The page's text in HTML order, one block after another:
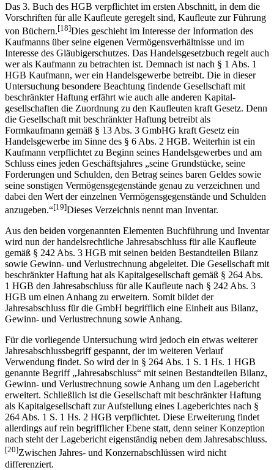
Das 3. Buch des HGB verpflichtet im ersten Abschnitt, in dem die
Vorschriften für alle Kaufleute geregelt sind, Kaufleute zur Führung
von Büchern.[18]Dies geschieht im Interesse der Information des
Kaufmanns über seine eigenen Vermögensverhältnisse und im
Interesse des Gläubigerschutzes. Das Handelsgesetzbuch regelt auch
wer als Kaufmann zu betrachten ist. Demnach ist nach § 1 Abs. 1
HGB Kaufmann, wer ein Handelsgewerbe betreibt. Die in dieser
Untersuchung besondere Beachtung findende Gesellschaft mit
beschränkter Haftung erfährt wie auch alle anderen Kapital­
gesellschaften die Zuordnung zu den Kaufleuten kraft Gesetz. Denn
die Gesellschaft mit beschränkter Haftung betreibt als
Formkaufmann gemäß § 13 Abs. 3 GmbHG kraft Gesetz ein
Handelsgewerbe im Sinne des § 6 Abs. 2 HGB. Weiterhin ist ein
Kaufmann verpflichtet zu Beginn seines Handelsgewerbes und am
Schluss eines jeden Geschäfts­jahres „seine Grundstücke, seine
Forderungen und Schulden, den Betrag seines baren Geldes sowie
seine sonstigen Vermögensgegenstände genau zu verzeichnen und
dabei den Wert der einzelnen Vermögensgegenstände und Schulden
anzugeben.“[19]Dieses Verzeichnis nennt man Inventar.
Aus den beiden vorgenannten Elementen Buchführung und Inventar
wird nun der handelsrechtliche Jahresabschluss für alle Kaufleute
gemäß § 242 Abs. 3 HGB mit seinen beiden Bestandteilen Bilanz
sowie Gewinn- und Verlustrechnung abgeleitet. Die Gesellschaft mit
beschränkter Haftung hat als Kapitalgesellschaft gemäß § 264 Abs.
1 HGB den Jahresabschluss für alle Kaufleute nach § 242 Abs. 3
HGB um einen Anhang zu erweitern. Somit bildet der
Jahresabschluss für die GmbH begrifflich eine Einheit aus Bilanz,
Gewinn- und Verlustrechnung sowie Anhang.
Für die vorliegende Untersuchung wird jedoch ein etwas weiterer
Jahres­abschlussbegriff gespannt, der im weiteren Verlauf
Verwendung findet. So wird der in § 264 Abs. 1 S. 1 Hs. 1 HGB
genannte Begriff „Jahresabschluss“ mit seinen Bestandteilen Bilanz,
Gewinn- und Verlustrechnung sowie Anhang um den Lagebericht
erweitert. Schließlich ist die Gesellschaft mit beschränkter Haftung
als Kapital­gesellschaft zur Aufstellung eines Lageberichtes nach §
264 Abs. 1 S. 1 Hs. 2 HGB verpflichtet. Diese Erweiterung findet
allerdings auf rein begrifflicher Ebene statt, denn seiner Konzeption
nach steht der Lagebericht eigenständig neben dem Jahres­abschluss.
[20]Zwischen Jahres- und Konzernabschlüssen wird nicht
differenziert.